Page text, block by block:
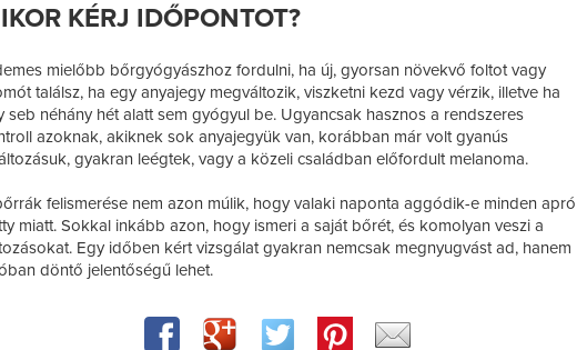
KÉRJ IDŐPONTOT?
mielőbb bőrgyógyászhoz fordulni, ha új, gyorsan növekvő foltot vagy
találsz, ha egy anyajegy megváltozik, viszketni kezd vagy vérzik, illetve ha
seb néhány hét alatt sem gyógyul be. Ugyancsak hasznos a rendszeres
azoknak, akiknek sok anyajegyük van, korábban már volt gyanús
gyakran leégtek, vagy a közeli családban előfordult melanoma.
felismerése nem azon múlik, hogy valaki naponta aggódik-e minden apró
miatt. Sokkal inkább azon, hogy ismeri a saját bőrét, és komolyan veszi a
Egy időben kért vizsgálat gyakran nemcsak megnyugvást ad, hanem
döntő jelentőségű lehet.